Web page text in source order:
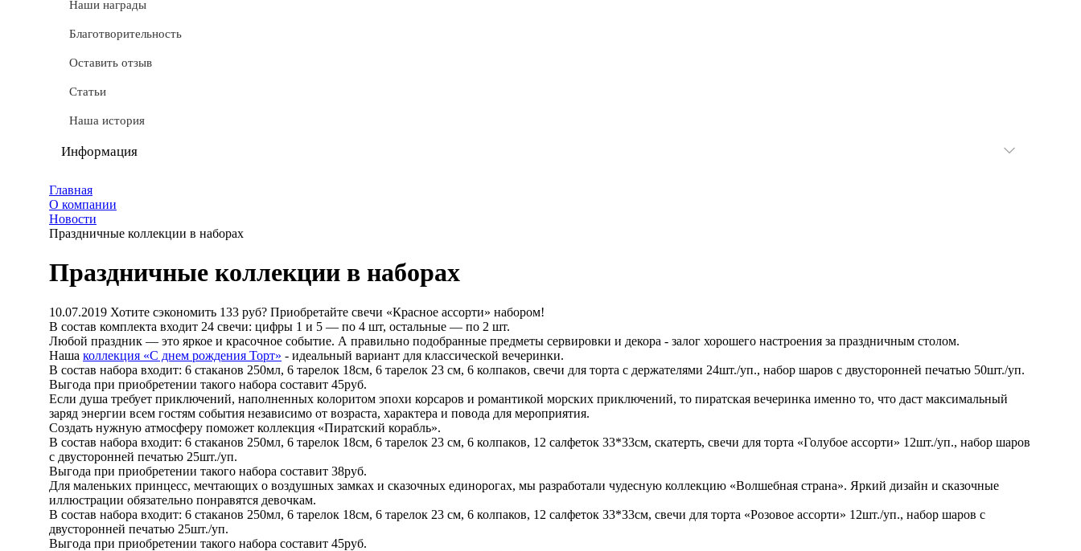
Доставка
Условные обозначения
Документы
Обмен и возврат
Частые вопросы
Наши награды
Благотворительность
Оставить отзыв
Статьи
Наша история
Информация
Мы используем cookie
Удаление аккаунта
Главная
О компании
Новости
Праздничные коллекции в наборах
Праздничные коллекции в наборах
10.07.2019 Хотите сэкономить 133 руб? Приобретайте свечи «Красное ассорти» набором!
В состав комплекта входит 24 свечи: цифры 1 и 5 — по 4 шт, остальные — по 2 шт.
Любой праздник — это яркое и красочное событие. А правильно подобранные предметы сервировки и декора - залог хорошего настроения за праздничным столом.
Наша коллекция «С днем рождения Торт» - идеальный вариант для классической вечеринки.
В состав набора входит: 6 стаканов 250мл, 6 тарелок 18см, 6 тарелок 23 см, 6 колпаков, свечи для торта с держателями 24шт./уп., набор шаров с двусторонней печатью 50шт./уп.
Выгода при приобретении такого набора составит 45руб.
Если душа требует приключений, наполненных колоритом эпохи корсаров и романтикой морских приключений, то пиратская вечеринка именно то, что даст максимальный
заряд энергии всем гостям события независимо от возраста, характера и повода для мероприятия.
Создать нужную атмосферу поможет коллекция «Пиратский корабль».
В состав набора входит: 6 стаканов 250мл, 6 тарелок 18см, 6 тарелок 23 см, 6 колпаков, 12 салфеток 33*33см, скатерть, свечи для торта «Голубое ассорти» 12шт./уп., набор шаров
с двусторонней печатью 25шт./уп.
Выгода при приобретении такого набора составит 38руб.
Для маленьких принцесс, мечтающих о воздушных замках и сказочных единорогах, мы разработали чудесную коллекцию «Волшебная страна». Яркий дизайн и сказочные
иллюстрации обязательно понравятся девочкам.
В состав набора входит: 6 стаканов 250мл, 6 тарелок 18см, 6 тарелок 23 см, 6 колпаков, 12 салфеток 33*33см, свечи для торта «Розовое ассорти» 12шт./уп., набор шаров с
двусторонней печатью 25шт./уп.
Выгода при приобретении такого набора составит 45руб.